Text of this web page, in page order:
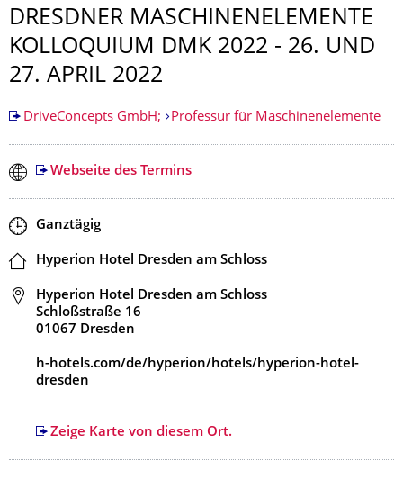
DRESDNER MASCHINENELE­MENTE
KOLLOQUIUM DMK 2022 - 26. UND
27. APRIL 2022
DriveConcepts GmbH; Professur für Maschinenelemente
Webseite des Termins
Zeit
Ganztägig
Ort
Hyperion Hotel Dresden am Schloss
Adresse
Hyperion Hotel Dresden am Schloss
Schloßstraße 16
01067 Dresden
h-hotels.com/de/hyperion/hotels/hyperion-hotel-
dresden
Zeige Karte von diesem Ort.